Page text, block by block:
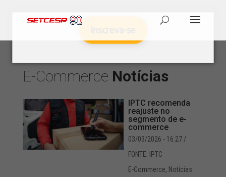
E-Commerce Notícias
IPTC recomenda
reajuste no
segmento de e-
commerce
03/03/2026 - 16:27/
FONTE: IPTC
E-Commerce, Notícias